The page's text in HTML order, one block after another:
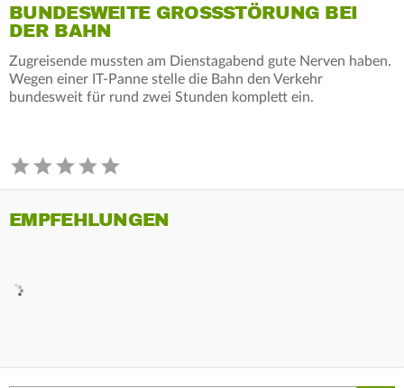
BUNDESWEITE GROSSSTÖRUNG BEI D
ER BAHN
Zugreisende mussten am Dienstagabend gute Nerven haben.
Wegen einer IT-Panne stelle die Bahn den Verkehr
bundesweit für rund zwei Stunden komplett ein.
EMPFEHLUNGEN